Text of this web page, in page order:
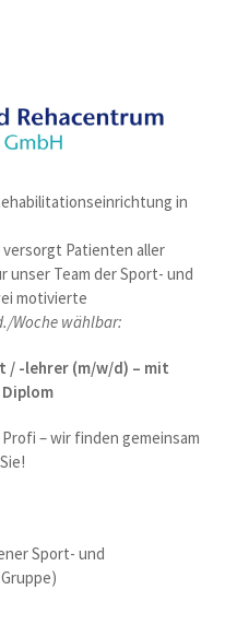
in
versorgt Patienten aller
unser Team der Sport- und
motivierte
Woche wählbar:
/ -lehrer (m/w/d) – mit
– wir finden gemeinsam
Sport- und